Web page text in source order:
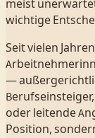
meist
wichtige
Seit vielen
—
oder leitende
Position,